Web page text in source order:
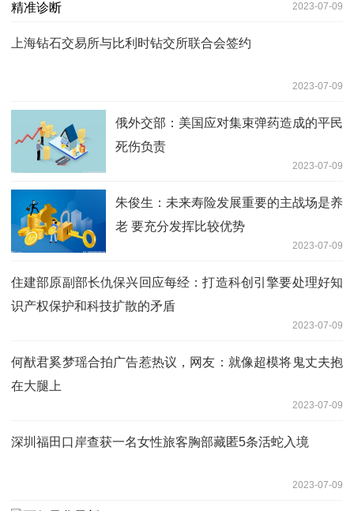
2023-07-09
上海钻石交易所与比利时钻交所联合会签约
2023-07-09
俄外交部：美国应对集束弹药造成的平民
死伤负责
2023-07-09
朱俊生：未来寿险发展重要的主战场是养
老 要充分发挥比较优势
2023-07-09
住建部原副部长仇保兴回应每经：打造科创引擎要处理好知
识产权保护和科技扩散的矛盾
2023-07-09
何猷君奚梦瑶合拍广告惹热议，网友：就像超模将鬼丈夫抱
在大腿上
2023-07-09
深圳福田口岸查获一名女性旅客胸部藏匿5条活蛇入境
2023-07-09